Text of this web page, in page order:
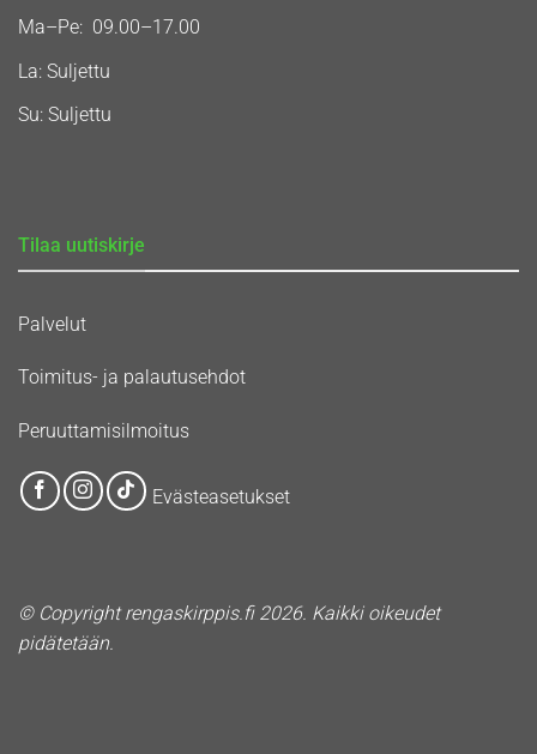
Ma–Pe: 09.00–17.00
La: Suljettu
Su: Suljettu
Tilaa uutiskirje
Palvelut
Toimitus- ja palautusehdot
Peruuttamisilmoitus
Evästeasetukset
© Copyright rengaskirppis.fi 2026. Kaikki oikeudet
pidätetään.